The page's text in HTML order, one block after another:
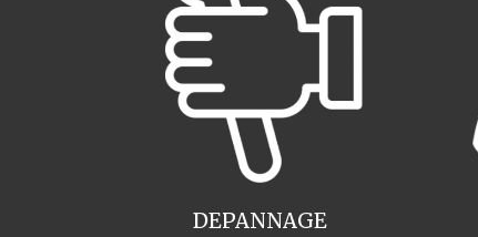
DEPANNAGE